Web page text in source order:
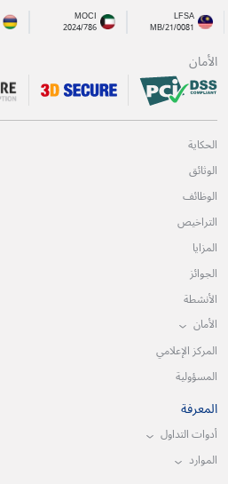
LFSA
MB/21/0081
MOCI
2024/786
الأمان
الحكاية
الوثائق
الوظائف
التراخيص
المزايا
الجوائز
الأنشطة
الأمان
المركز الإعلامي
المسؤولية
المعرفة
أدوات التداول
الموارد